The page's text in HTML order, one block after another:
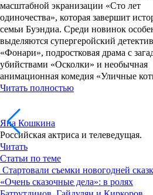
масштабной экранизации «Сто лет
одиночества», которая завершит
семьи Буэндиа. Среди новинок
выделяются супергеройский детектив
«Фонари», подростковая драма с
убийствами «Осколки» и необычная
анимационная комедия «Уличные
Читать полностью
Яна Кошкина
Российская актриса и телеведущая.
Читать
Статьи по теме
Стартовали съемки новогодней
«Очень сказочные дела»: в ролях